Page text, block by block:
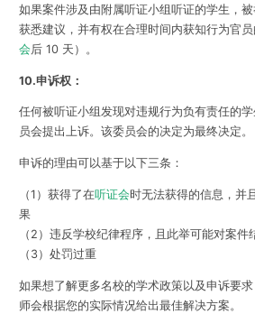
如果案件涉及由附属听证小组听证的学生，
获悉建议，并有权在合理时间内获知行为官
会 后 10 天）。
10.申诉权：
任何被听证小组发现对违规行为负有责任的
员会提出上诉。该委员会的决定为最终决定。
申诉的理由可以基于以下三条：
（1）获得了在听证会时无法获得的信息，并
果
（2）违反学校纪律程序，且此举可能对案件
（3）处罚过重
如果想了解更多名校的学术政策以及申诉要
师会根据您的实际情况给出最佳解决方案。